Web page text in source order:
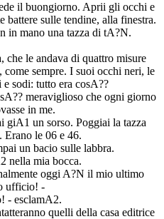
il buongiorno. Aprii gli occhi e
sulle tendine, alla finestra.
in mano una tazza di tA?N.
che le andava di quattro misure
sempre. I suoi occhi neri, le
sodi: tutto era cosA??
meraviglioso che ogni giorno
in me.
giA1 un sorso. Poggiai la tazza
Erano le 06 e 46.
un bacio sulle labbra.
nella mia bocca.
oggi A?N il mio ultimo
ufficio! -
- esclamA2.
quelli della casa editrice